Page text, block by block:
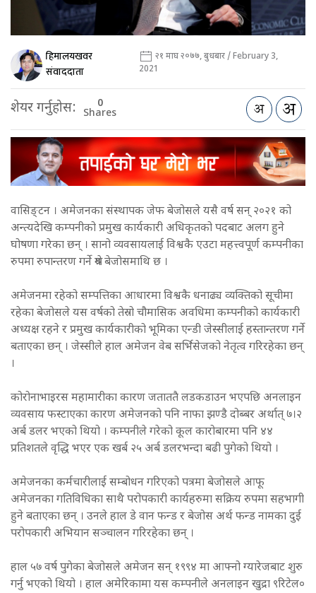
हिमालयखवर
संवाददाता
२१ माघ २०७७, बुधबार / February 3,
2021
शेयर गर्नुहोस: 0
Shares
वासिङ्टन । अमेजनका संस्थापक जेफ बेजोसले यसै वर्ष सन् २०२१ को
अन्त्यदेखि कम्पनीको प्रमुख कार्यकारी अधिकृतको पदबाट अलग हुने
घोषणा गरेका छन् । सानो व्यवसायलाई विश्वकै एउटा महत्त्वपूर्ण कम्पनीका
रुपमा रुपान्तरण गर्ने श्रेय बेजोसमाथि छ ।
अमेजनमा रहेको सम्पत्तिका आधारमा विश्वकै धनाढ्य व्यक्तिको सूचीमा
रहेका बेजोसले यस वर्षको तेस्रो चौमासिक अवधिमा कम्पनीको कार्यकारी
अध्यक्ष रहने र प्रमुख कार्यकारीको भूमिका एन्डी जेस्सीलाई हस्तान्तरण गर्ने
बताएका छन् । जेस्सीले हाल अमेजन वेब सर्भिसेजको नेतृत्व गरिरहेका छन्
।
कोरोनाभाइरस महामारीका कारण जताततै लडकडाउन भएपछि अनलाइन
व्यवसाय फस्टाएका कारण अमेजनको पनि नाफा झण्डै दोब्बर अर्थात् ७।२
अर्ब डलर भएको थियो । कम्पनीले गरेको कूल कारोबारमा पनि ४४
प्रतिशतले वृद्धि भएर एक खर्ब २५ अर्ब डलरभन्दा बढी पुगेको थियो ।
अमेजनका कर्मचारीलाई सम्बोधन गरिएको पत्रमा बेजोसले आफू
अमेजनका गतिविधिका साथै परोपकारी कार्यहरुमा सक्रिय रुपमा सहभागी
हुने बताएका छन् । उनले हाल डे वान फन्ड र बेजोस अर्थ फन्ड नामका दुई
परोपकारी अभियान सञ्चालन गरिरहेका छन् ।
हाल ५७ वर्ष पुगेका बेजोसले अमेजन सन् १९९४ मा आफ्नो ग्यारेजबाट शुरु
गर्नु भएको थियो । हाल अमेरिकामा यस कम्पनीले अनलाइन खुद्रा ९रिटेल०